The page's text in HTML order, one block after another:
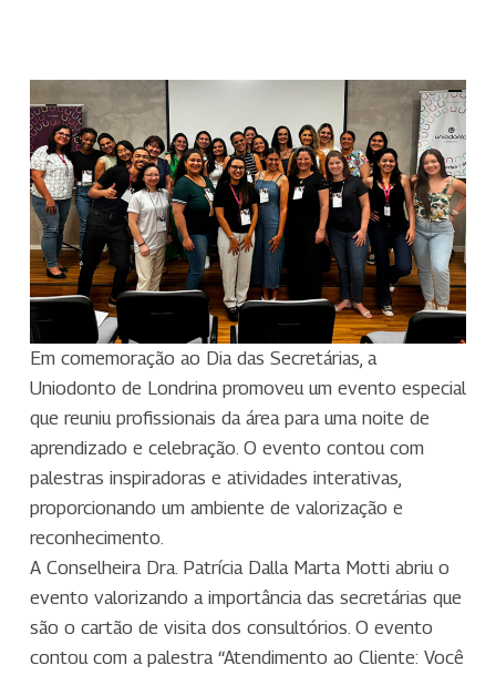
Em comemoração ao Dia das Secretárias, a
Uniodonto de Londrina promoveu um evento especial
que reuniu profissionais da área para uma noite de
aprendizado e celebração. O evento contou com
palestras inspiradoras e atividades interativas,
proporcionando um ambiente de valorização e
reconhecimento.
A Conselheira Dra. Patrícia Dalla Marta Motti abriu o
evento valorizando a importância das secretárias que
são o cartão de visita dos consultórios. O evento
contou com a palestra “Atendimento ao Cliente: Você